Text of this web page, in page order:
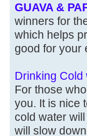
GUAVA &
winners for
which helps
good for your
Drinking Cold
For those
you. It is nice
cold water
will slow